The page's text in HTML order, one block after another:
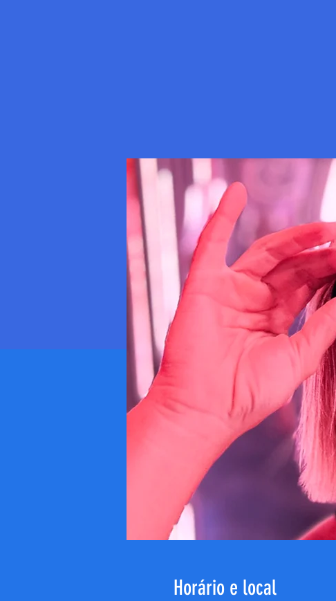
Horário e local